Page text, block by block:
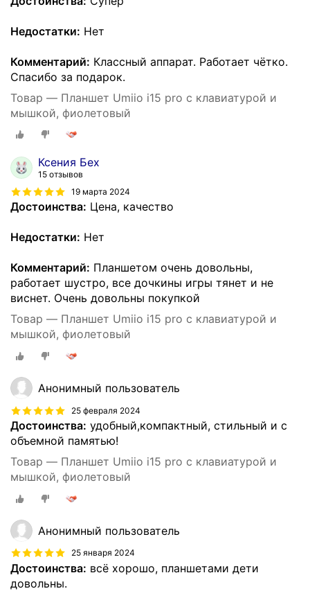
Недостатки: Нет
Комментарий: Классный аппарат. Работает чётко.
Спасибо за подарок.
Товар — Планшет Umiio i15 pro с клавиатурой и
мышкой, фиолетовый
Ксения Бех
15 отзывов
19 марта 2024
Достоинства: Цена, качество
Недостатки: Нет
Комментарий: Планшетом очень довольны,
работает шустро, все дочкины игры тянет и не
виснет. Очень довольны покупкой
Товар — Планшет Umiio i15 pro с клавиатурой и
мышкой, фиолетовый
Анонимный пользователь
25 февраля 2024
Достоинства: удобный,компактный, стильный и с
объемной памятью!
Товар — Планшет Umiio i15 pro с клавиатурой и
мышкой, фиолетовый
Анонимный пользователь
25 января 2024
Достоинства: всё хорошо, планшетами дети
довольны.